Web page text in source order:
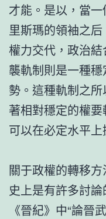
才能。是以，當
里斯瑪的領袖之
權力交代，政治結
襲軌制則是一種
勢。這種軌制之
著相對穩定的權
可以在必定水平
關于政權的轉移
史上是有許多討
《晉紀》中“論晉